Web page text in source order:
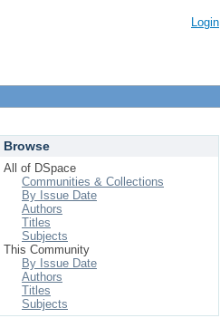
Login
Browse
All of DSpace
Communities & Collections
By Issue Date
Authors
Titles
Subjects
This Community
By Issue Date
Authors
Titles
Subjects